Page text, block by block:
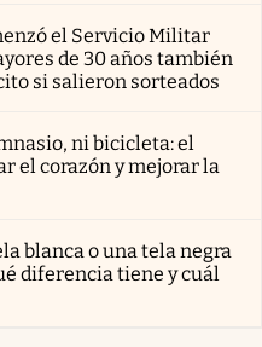
el Servicio Militar
de 30 años también
si salieron sorteados
ni bicicleta: el
el corazón y mejorar la
blanca o una tela negra
diferencia tiene y cuál